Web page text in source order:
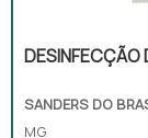
DESINFECÇÃO
SANDERS DO
MG